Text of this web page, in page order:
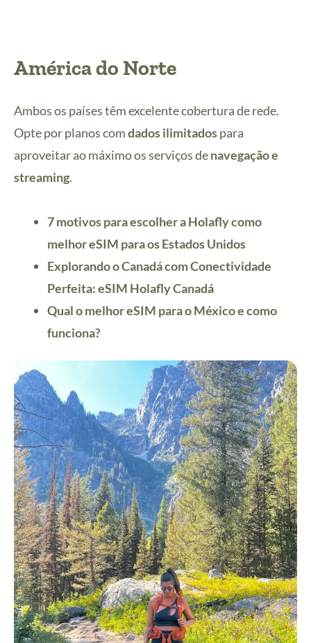
América do Norte
Ambos os países têm excelente cobertura de rede.
Opte por planos comdados ilimitadospara
aproveitar ao máximo os serviços denavegação e
streaming.
7 motivos para escolher a Holafly como
melhor eSIM para os Estados Unidos
Explorando o Canadá com Conectividade
Perfeita: eSIM Holafly Canadá
Qual o melhor eSIM para o México e como
funciona?